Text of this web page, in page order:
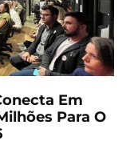
Em
Para O